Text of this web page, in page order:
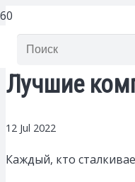
Лучшие
12 Jul 2022
Каждый, кто